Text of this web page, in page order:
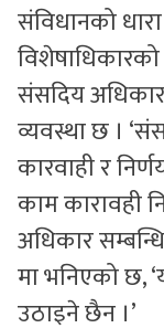
संविधानको
संसदिय
व्यवस्था छ ।
कारवाही र
काम कारावही
अधिकार
मा भनिएको छ,
उठाइने छैन ।’